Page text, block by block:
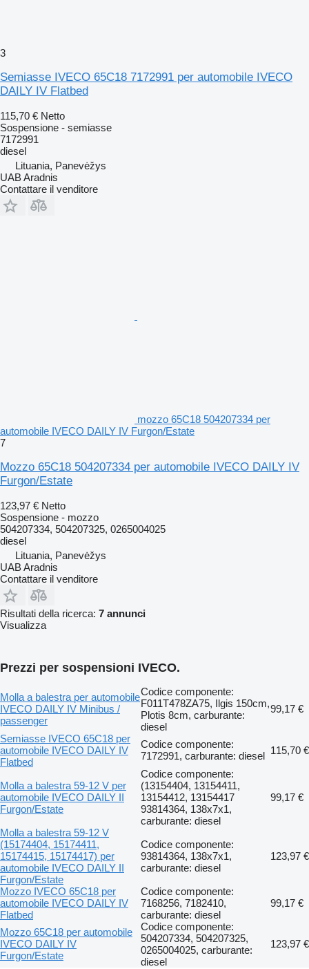
3
Semiasse IVECO 65C18 7172991 per automobile IVECO
DAILY IV Flatbed
115,70 € Netto
Sospensione - semiasse
7172991
diesel
Lituania, Panevėžys
UAB Aradnis
Contattare il venditore
mozzo 65C18 504207334 per
automobile IVECO DAILY IV Furgon/Estate
7
Mozzo 65C18 504207334 per automobile IVECO DAILY IV
Furgon/Estate
123,97 € Netto
Sospensione - mozzo
504207334, 504207325, 0265004025
diesel
Lituania, Panevėžys
UAB Aradnis
Contattare il venditore
Risultati della ricerca: 7 annunci
Visualizza
Prezzi per sospensioni IVECO.
Molla a balestra per automobile
IVECO DAILY IV Minibus /
passenger
Codice componente:
F011T478ZA75, Ilgis 150cm,
Plotis 8cm, carburante:
diesel
99,17 €
Semiasse IVECO 65C18 per
automobile IVECO DAILY IV
Flatbed
Codice componente:
7172991, carburante: diesel 115,70 €
Molla a balestra 59-12 V per
automobile IVECO DAILY II
Furgon/Estate
Codice componente:
(13154404, 13154411,
13154412, 13154417
93814364, 138x7x1,
carburante: diesel
99,17 €
Molla a balestra 59-12 V
(15174404, 15174411,
15174415, 15174417) per
automobile IVECO DAILY II
Furgon/Estate
Codice componente:
93814364, 138x7x1,
carburante: diesel
123,97 €
Mozzo IVECO 65C18 per
automobile IVECO DAILY IV
Flatbed
Codice componente:
7168256, 7182410,
carburante: diesel
99,17 €
Mozzo 65C18 per automobile
IVECO DAILY IV
Furgon/Estate
Codice componente:
504207334, 504207325,
0265004025, carburante:
diesel
123,97 €